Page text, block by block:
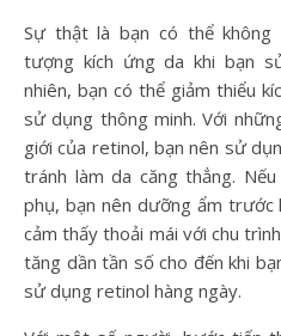
Sự thật là bạn có thể không
tượng kích ứng da khi bạn
nhiên, bạn có thể giảm thiểu
sử dụng thông minh. Với
giới của retinol, bạn nên sử
tránh làm da căng thẳng.
phụ, bạn nên dưỡng ẩm trước
cảm thấy thoải mái với chu
tăng dần tần số cho đến khi
sử dụng retinol hàng ngày.